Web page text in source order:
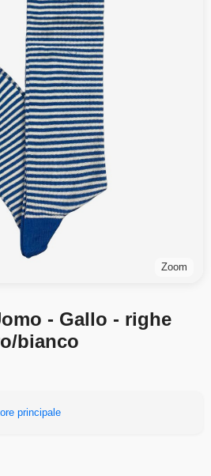
Zoom
- Gallo - righe
bianco
principale